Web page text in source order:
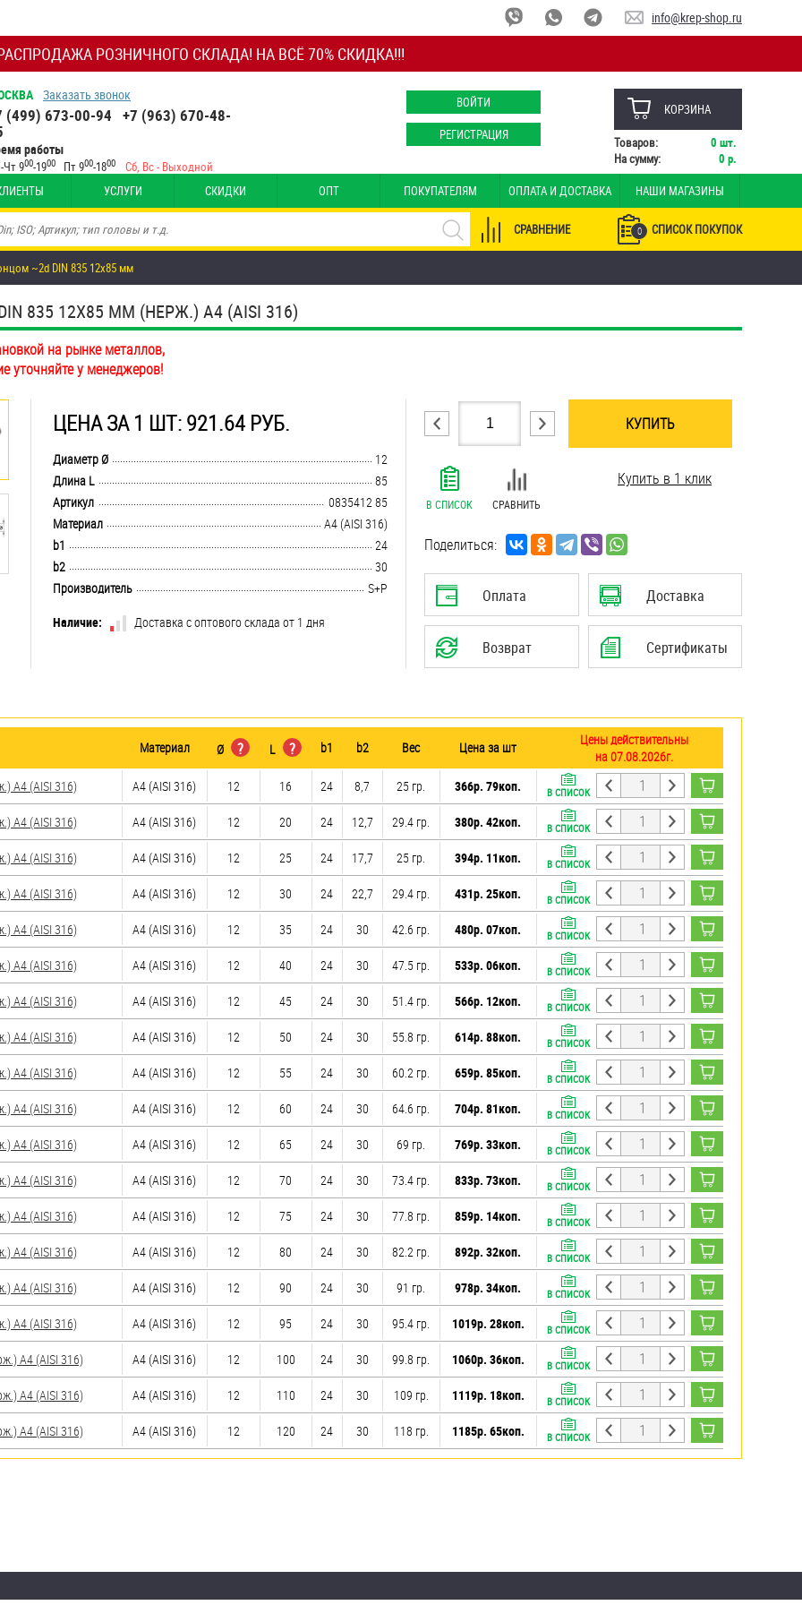
РОЗНИЧНОГО СКЛАДА! НА ВСЁ 70% СКИДКА!!!
info@krep-shop.ru
Заказать звонок
(499) 673-00-94 +7 (963) 670-48-
работы
Чт 900-1900 Пт 900-1800 Сб, Вс - Выходной
ВОЙТИ
РЕГИСТРАЦИЯ
КОРЗИНА
Товаров: 0 шт.
На сумму:
0 р.
УСЛУГИ СКИДКИ ОПТ ПОКУПАТЕЛЯМ ОПЛАТА И ДОСТАВКА НАШИ МАГАЗИНЫ
0 СПИСОК ПОКУПОК
СРАВНЕНИЕ
~2d DIN 835 12х85 мм
835 12Х85 ММ (НЕРЖ.) A4 (AISI 316)
на рынке металлов,
уточняйте у менеджеров!
ЦЕНА ЗА 1 ШТ: 921.64 РУБ.
........................................................................................................................................................................................................
Диаметр Ø
12
........................................................................................................................................................................................................
Длина L
85
........................................................................................................................................................................................................
Артикул
0835412 85
........................................................................................................................................................................................................
Материал
A4 (AISI 316)
........................................................................................................................................................................................................
b1
24
........................................................................................................................................................................................................
b2
30
........................................................................................................................................................................................................
Производитель
S+P
Наличие:
Доставка с оптового склада от 1 дня
КУПИТЬ
В СПИСОК СРАВНИТЬ
Купить в 1 клик
Поделиться:
Оплата Доставка
Возврат Сертификаты
Материал Ø ? L ? b1 b2 Вес Цена за шт
Цены действительны
на 07.08.2026г.
A4 (AISI 316)
A4 (AISI 316) 12 16 24 8,7 25 гр. 366р. 79коп. В СПИСОК
A4 (AISI 316) A4 (AISI 316) 12 20 24 12,7 29.4 гр. 380р. 42коп. В СПИСОК
A4 (AISI 316) A4 (AISI 316) 12 25 24 17,7 25 гр. 394р. 11коп. В СПИСОК
A4 (AISI 316) A4 (AISI 316) 12 30 24 22,7 29.4 гр. 431р. 25коп. В СПИСОК
A4 (AISI 316) A4 (AISI 316) 12 35 24 30 42.6 гр. 480р. 07коп. В СПИСОК
A4 (AISI 316) A4 (AISI 316) 12 40 24 30 47.5 гр. 533р. 06коп. В СПИСОК
A4 (AISI 316) A4 (AISI 316) 12 45 24 30 51.4 гр. 566р. 12коп. В СПИСОК
A4 (AISI 316) A4 (AISI 316) 12 50 24 30 55.8 гр. 614р. 88коп. В СПИСОК
A4 (AISI 316) A4 (AISI 316) 12 55 24 30 60.2 гр. 659р. 85коп. В СПИСОК
A4 (AISI 316) A4 (AISI 316) 12 60 24 30 64.6 гр. 704р. 81коп. В СПИСОК
A4 (AISI 316) A4 (AISI 316) 12 65 24 30 69 гр. 769р. 33коп. В СПИСОК
A4 (AISI 316) A4 (AISI 316) 12 70 24 30 73.4 гр. 833р. 73коп. В СПИСОК
A4 (AISI 316) A4 (AISI 316) 12 75 24 30 77.8 гр. 859р. 14коп. В СПИСОК
A4 (AISI 316) A4 (AISI 316) 12 80 24 30 82.2 гр. 892р. 32коп. В СПИСОК
A4 (AISI 316) A4 (AISI 316) 12 90 24 30 91 гр. 978р. 34коп. В СПИСОК
A4 (AISI 316) A4 (AISI 316) 12 95 24 30 95.4 гр. 1019р. 28коп. В СПИСОК
A4 (AISI 316) A4 (AISI 316) 12 100 24 30 99.8 гр. 1060р. 36коп. В СПИСОК
A4 (AISI 316) A4 (AISI 316) 12 110 24 30 109 гр. 1119р. 18коп. В СПИСОК
A4 (AISI 316) A4 (AISI 316) 12 120 24 30 118 гр. 1185р. 65коп. В СПИСОК